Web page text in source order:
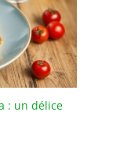
: un délice